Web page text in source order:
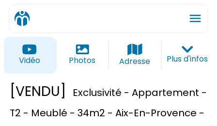
menu
ios_share
Vidéo Photos Adresse Plus d'infos
[VENDU]
Exclusivité - Appartement -
T2 - Meublé - 34m2 - Aix-En-Provence -